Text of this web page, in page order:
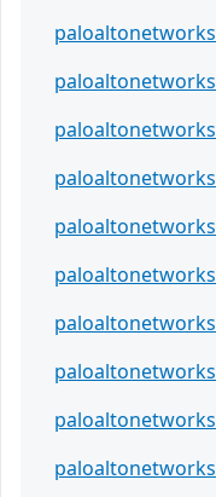
paloaltonetworks
paloaltonetworks
paloaltonetworks
paloaltonetworks
paloaltonetworks
paloaltonetworks
paloaltonetworks
paloaltonetworks
paloaltonetworks
paloaltonetworks